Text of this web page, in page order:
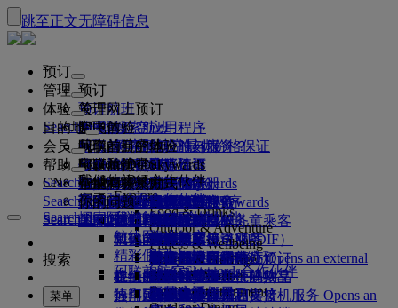
跳至正文无障碍信息
预订
预订
预订航班
搜索航班
航班时刻表
特惠机票
特别优惠
最佳票价搜索
计划行程
预订酒店
旅游项目和活动
旅行服务
迎宾接机服务迎宾接机服务 Opens an
关于网上预订
阿联酋航空应用程序
阿联酋航空最优价格保证
座位选择
票价保留
阿联酋航空应用程序
Search flight
管理
管理
管理预订
检索预订
取消预订
更改预订
选择你的座位
升级航班
管理专车接送服务
预订无障碍旅行
在线办理登机手续
值机选项
起飞前
起飞前
旅行信息
危险品手册
规则与公告
健康
医疗信息表（MEDIF）
餐食信息
阿联酋禁止携带的物品
迪拜国际机场
行李
行李信息
行李信息
托运行李
随身行李
购买更多行李额度
额外托运行李额度
迪拜行李服务
行李延误或损坏
签证和护照
查找签证要求
签证和护照信息
美国旅行授权
阿联酋签证
Search flight
体验
空中体验
航班都有哪些设施与服务？
舱等特色
头等舱
商务舱
豪华经济舱
经济舱
机上舒适用品
机上娱乐
ice系统中的节目
阿联酋航空体验
你的旅程由此开始
阿联酋航空体验
专车接送服务
阿联酋航空服务
季节和节日
无接触旅程
我们的候机室
头等舱贵宾室
家庭旅行
和家人一同出行
规划你的家庭旅行
无成人陪伴的儿童乘客
怀孕
行李额度
儿童和婴儿票价规则
儿童安全座椅和摇篮
飞悦卓越
飞悦卓越
飞悦卓越的理由
关于我们
关于我们
我们的故事
媒体中心媒体中心 Opens an external
link in a new tab
集团公司
Search flight
目的地
我们的目的地
目的地
我们的目的地
亚太地区
美洲
非洲
欧洲
中东
热门目的地
Explore Dubai
Explore Dubai
Explore
Food & Drinks
Outdoor & Adventure
Fitness & Wellbeing
Culture & Heritage
Beach & Marine
Family entertainment
我们的旅行合作伙伴
空中和地面合作伙伴
我们的旅行合作伙伴
澳洲航空
flydubai
阿联酋航空Skywards合作伙伴
探索
探索阿联酋航空目的地
航线图
精彩假日
海滩目的地
野外生活假日
Search flight
会员
阿联酋航空Skywards
加入阿联酋航空 Skywards
关于阿联酋航空Skywards
会员级别
迪拜航空
现金+里程
数字会员卡
我的家庭
企业商务奖励
注册你的公司
企业商务奖励
注册你的公司
登录“企业商务奖励”
礼遇
计划运作方式
Search flight
帮助
帮助和联系方式
帮助和联系方式
帮助和联系方式
更改或取消
签证和护照帮助
反馈和投诉
行李延误或损坏支持
你的问题
常见问题
常见问题
阿联酋航空办事处预订
我们的网络和代码共享
我们的其他产品
Search flight
CN
搜索
菜单